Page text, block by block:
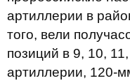
артиллерии в
того, вели
позиций в 9, 10,
артиллерии, 120-